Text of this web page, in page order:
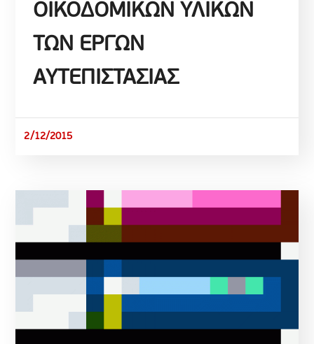
ΟΙΚΟΔΟΜΙΚΩΝ ΥΛΙΚΩΝ
ΤΩΝ ΕΡΓΩΝ
ΑΥΤΕΠΙΣΤΑΣΙΑΣ
2/12/2015